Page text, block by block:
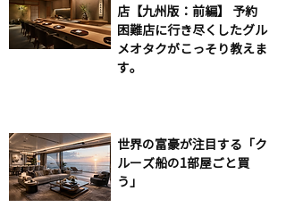
店【九州版：前編】 予約
困難店に行き尽くしたグル
メオタクがこっそり教えま
す。
世界の富豪が注目する「ク
ルーズ船の1部屋ごと買
う」